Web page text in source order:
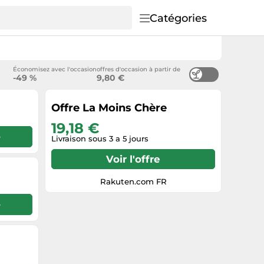
Catégories
Économisez avec l'occasion
-49 %
offres d'occasion à partir de
9,80 €
Offre La Moins Chère
19,18 €
Livraison sous 3 a 5 jours
Voir l'offre
Rakuten.com FR